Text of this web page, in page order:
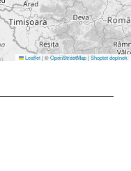
Leaflet|©OpenStreetMap|Shoptet doplnek